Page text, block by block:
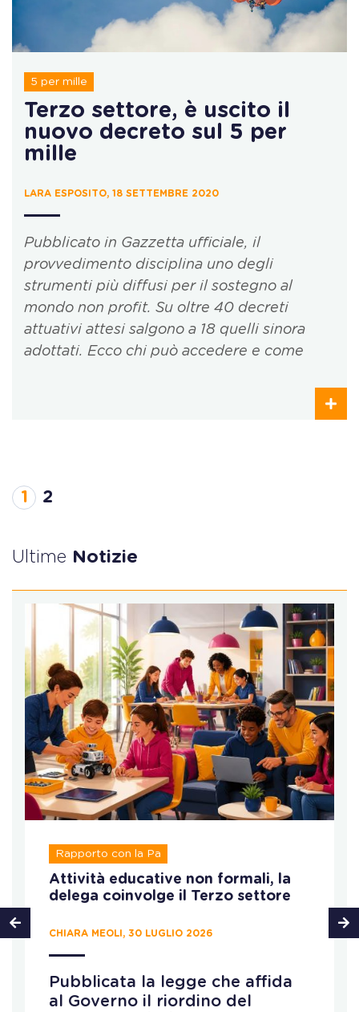
5 per mille
Terzo settore, è uscito il
nuovo decreto sul 5 per
mille
LARA ESPOSITO, 18 SETTEMBRE 2020
Pubblicato in Gazzetta ufficiale, il
provvedimento disciplina uno degli
strumenti più diffusi per il sostegno al
mondo non profit. Su oltre 40 decreti
attuativi attesi salgono a 18 quelli sinora
adottati. Ecco chi può accedere e come
1 2
Ultime Notizie
Rapporto con la Pa
Attività educative non formali, la
delega coinvolge il Terzo settore
CHIARA MEOLI, 30 LUGLIO 2026
Pubblicata la legge che affida
al Governo il riordino del